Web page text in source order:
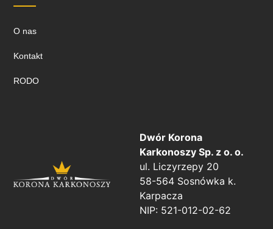
O nas
Kontakt
RODO
Dwór Korona
Karkonoszy Sp. z o. o.
ul. Liczyrzepy 20
58-564 Sosnówka k.
Karpacza
NIP: 521-012-02-62